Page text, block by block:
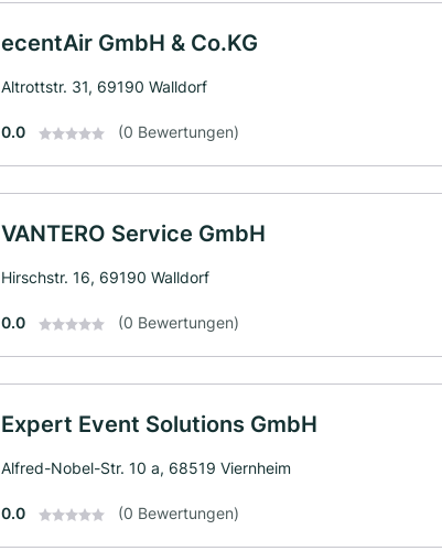
ecentAir GmbH & Co.KG
Altrottstr. 31, 69190 Walldorf
0.0 (0 Bewertungen)
VANTERO Service GmbH
Hirschstr. 16, 69190 Walldorf
0.0 (0 Bewertungen)
Expert Event Solutions GmbH
Alfred-Nobel-Str. 10 a, 68519 Viernheim
0.0 (0 Bewertungen)